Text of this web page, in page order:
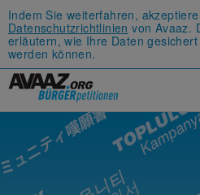
Indem Sie weiterfahren,
Datenschutzrichtlinien von Avaaz.
erläutern, wie Ihre Daten
werden können.